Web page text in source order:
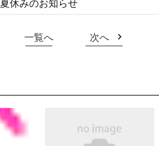
夏休みのお知らせ
一覧へ 次へ